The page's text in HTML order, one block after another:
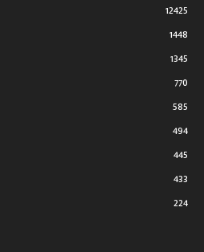
12425
1448
1345
770
585
494
445
433
224